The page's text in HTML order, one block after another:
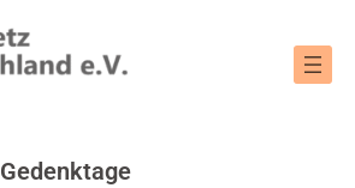
Gedenktage